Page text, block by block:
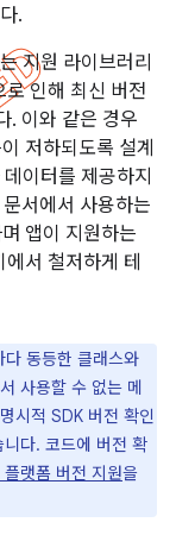
.
지원 라이브러리
인해 최신 버전
. 이와 같은 경우
저하되도록 설계
이터를 제공하지
서에서 사용하는
앱이 지원하는
서 철저하게 테
다 동등한 클래스와
사용할 수 없는 메
시적 SDK 버전 확인
다. 코드에 버전 확
플랫폼 버전 지원을